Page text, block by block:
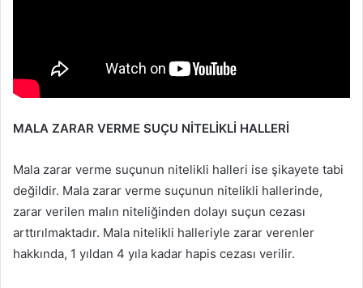
MALA ZARAR VERME SUÇU NİTELİKLİ HALLERİ
Mala zarar verme suçunun nitelikli halleri ise şikayete tabi
değildir. Mala zarar verme suçunun nitelikli hallerinde,
zarar verilen malın niteliğinden dolayı suçun cezası
arttırılmaktadır. Mala nitelikli halleriyle zarar verenler
hakkında, 1 yıldan 4 yıla kadar hapis cezası verilir.